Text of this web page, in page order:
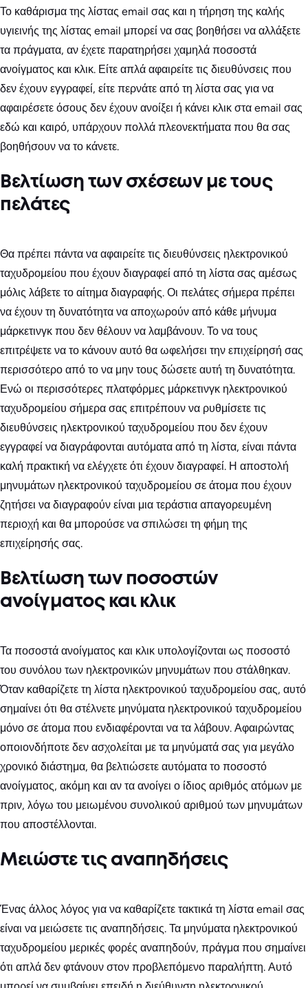
Το καθάρισμα της λίστας email σας και η τήρηση της καλής
υγιεινής της λίστας email μπορεί να σας βοηθήσει να αλλάξετε
τα πράγματα, αν έχετε παρατηρήσει χαμηλά ποσοστά
ανοίγματος και κλικ. Είτε απλά αφαιρείτε τις διευθύνσεις που
δεν έχουν εγγραφεί, είτε περνάτε από τη λίστα σας για να
αφαιρέσετε όσους δεν έχουν ανοίξει ή κάνει κλικ στα email σας
εδώ και καιρό, υπάρχουν πολλά πλεονεκτήματα που θα σας
βοηθήσουν να το κάνετε.
Βελτίωση των σχέσεων με τους
πελάτες
Θα πρέπει πάντα να αφαιρείτε τις διευθύνσεις ηλεκτρονικού
ταχυδρομείου που έχουν διαγραφεί από τη λίστα σας αμέσως
μόλις λάβετε το αίτημα διαγραφής. Οι πελάτες σήμερα πρέπει
να έχουν τη δυνατότητα να αποχωρούν από κάθε μήνυμα
μάρκετινγκ που δεν θέλουν να λαμβάνουν. Το να τους
επιτρέψετε να το κάνουν αυτό θα ωφελήσει την επιχείρησή σας
περισσότερο από το να μην τους δώσετε αυτή τη δυνατότητα.
Ενώ οι περισσότερες πλατφόρμες μάρκετινγκ ηλεκτρονικού
ταχυδρομείου σήμερα σας επιτρέπουν να ρυθμίσετε τις
διευθύνσεις ηλεκτρονικού ταχυδρομείου που δεν έχουν
εγγραφεί να διαγράφονται αυτόματα από τη λίστα, είναι πάντα
καλή πρακτική να ελέγχετε ότι έχουν διαγραφεί. Η αποστολή
μηνυμάτων ηλεκτρονικού ταχυδρομείου σε άτομα που έχουν
ζητήσει να διαγραφούν είναι μια τεράστια απαγορευμένη
περιοχή και θα μπορούσε να σπιλώσει τη φήμη της
επιχείρησής σας.
Βελτίωση των ποσοστών
ανοίγματος και κλικ
Τα ποσοστά ανοίγματος και κλικ υπολογίζονται ως ποσοστό
του συνόλου των ηλεκτρονικών μηνυμάτων που στάλθηκαν.
Όταν καθαρίζετε τη λίστα ηλεκτρονικού ταχυδρομείου σας, αυτό
σημαίνει ότι θα στέλνετε μηνύματα ηλεκτρονικού ταχυδρομείου
μόνο σε άτομα που ενδιαφέρονται να τα λάβουν. Αφαιρώντας
οποιονδήποτε δεν ασχολείται με τα μηνύματά σας για μεγάλο
χρονικό διάστημα, θα βελτιώσετε αυτόματα το ποσοστό
ανοίγματος, ακόμη και αν τα ανοίγει ο ίδιος αριθμός ατόμων με
πριν, λόγω του μειωμένου συνολικού αριθμού των μηνυμάτων
που αποστέλλονται.
Μειώστε τις αναπηδήσεις
Ένας άλλος λόγος για να καθαρίζετε τακτικά τη λίστα email σας
είναι να μειώσετε τις αναπηδήσεις. Τα μηνύματα ηλεκτρονικού
ταχυδρομείου μερικές φορές αναπηδούν, πράγμα που σημαίνει
ότι απλά δεν φτάνουν στον προβλεπόμενο παραλήπτη. Αυτό